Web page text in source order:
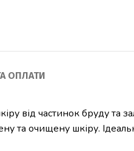
ОПЛАТИ
від частинок бруду та
та очищену шкіру.